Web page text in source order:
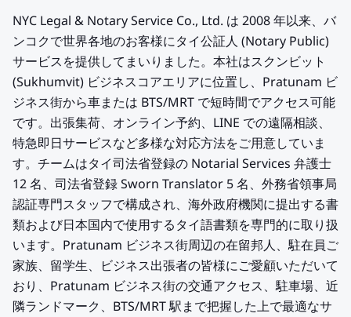
NYC Legal & Notary Service Co., Ltd. は 2008 年以来、バ
ンコクで世界各地のお客様にタイ公証人 (Notary Public)
サービスを提供してまいりました。本社はスクンビット
(Sukhumvit) ビジネスコアエリアに位置し、Pratunam ビ
ジネス街から車または BTS/MRT で短時間でアクセス可能
です。出張集荷、オンライン予約、LINE での遠隔相談、
特急即日サービスなど多様な対応方法をご用意していま
す。チームはタイ司法省登録の Notarial Services 弁護士
12 名、司法省登録 Sworn Translator 5 名、外務省領事局
認証専門スタッフで構成され、海外政府機関に提出する書
類および日本国内で使用するタイ語書類を専門的に取り扱
います。Pratunam ビジネス街周辺の在留邦人、駐在員ご
家族、留学生、ビジネス出張者の皆様にご愛顧いただいて
おり、Pratunam ビジネス街の交通アクセス、駐車場、近
隣ランドマーク、BTS/MRT 駅まで把握した上で最適なサ